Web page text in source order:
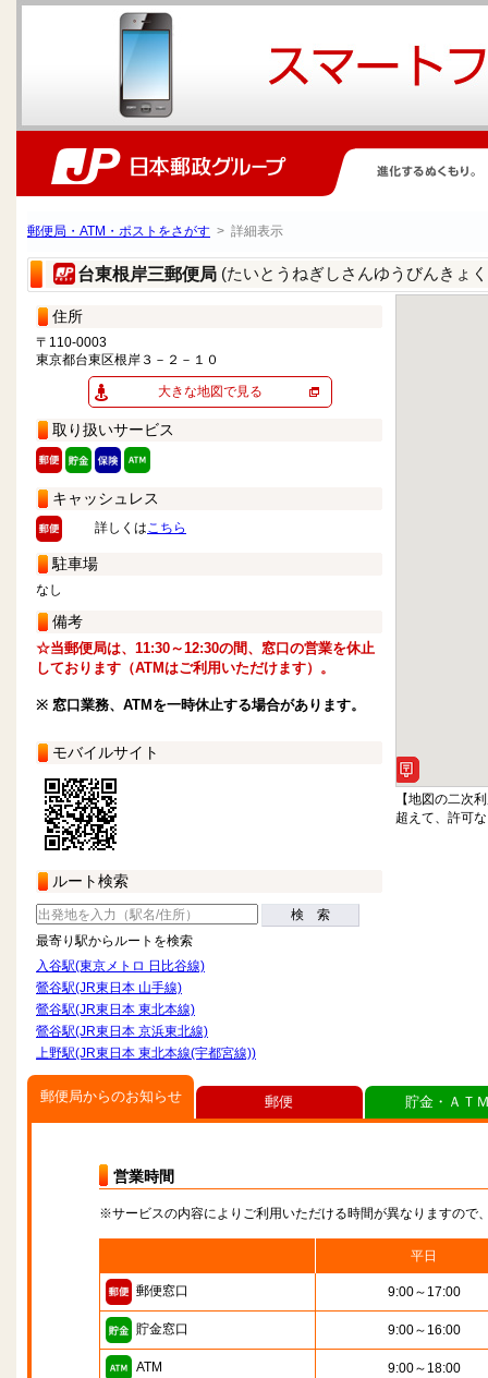
郵便局・ATM・ポストをさがす > 詳細表示
台東根岸三郵便局 (たいとうねぎしさんゆうびんきょ
住所
〒110-0003
東京都台東区根岸３－２－１０
大きな地図で見る
取り扱いサービス
キャッシュレス
詳しくはこちら
駐車場
なし
備考
☆当郵便局は、11:30～12:30の間、窓口の営業を休止
しております（ATMはご利用いただけます）。
※ 窓口業務、ATMを一時休止する場合があります。
モバイルサイト
ルート検索
検 索
最寄り駅からルートを検索
入谷駅(東京メトロ 日比谷線)
鶯谷駅(JR東日本 山手線)
鶯谷駅(JR東日本 東北本線)
鶯谷駅(JR東日本 京浜東北線)
上野駅(JR東日本 東北本線(宇都宮線))
【地図の二次
超えて、許可
郵便局からのお知らせ
営業時間
※サービスの内容によりご利用いただける時間が異なりますので
平日
郵便窓口 9:00～17:00
貯金窓口 9:00～16:00
ATM 9:00～18:00
郵便 貯金・ＡＴ